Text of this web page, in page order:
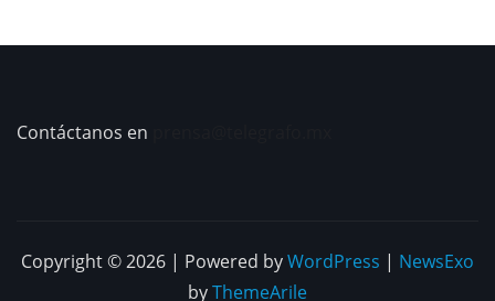
Contáctanos en
Copyright © 2026 | Powered byWordPress | NewsExo
byThemeArile